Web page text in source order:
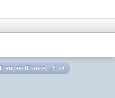
Français (France) LS v4